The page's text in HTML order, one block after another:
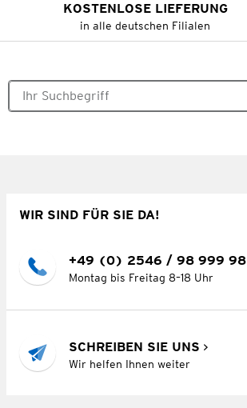
KOSTENLOSE LIEFERUNG
in alle deutschen Filialen
WIR SIND FÜR SIE DA!
+49 (0) 2546 / 98 999 98
Montag bis Freitag 8–18 Uhr
SCHREIBEN SIE UNS
Wir helfen Ihnen weiter